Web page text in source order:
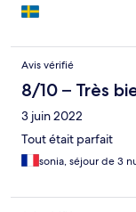
Avis vérifié
8/10 – Très
3 juin 2022
Tout était parfait
sonia, séjour de 3